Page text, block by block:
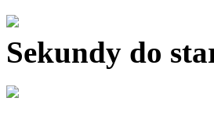
Sekundy do